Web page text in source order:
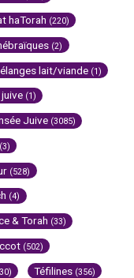
haTorah (220)
(2)
lait/viande (1)
(1)
Juive (3085)
(3)
(528)
(4)
& Torah (33)
(502)
Téfilines (356)